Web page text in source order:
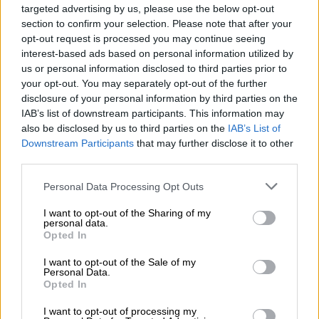
targeted advertising by us, please use the below opt-out
section to confirm your selection. Please note that after your
opt-out request is processed you may continue seeing
interest-based ads based on personal information utilized by
us or personal information disclosed to third parties prior to
your opt-out. You may separately opt-out of the further
disclosure of your personal information by third parties on the
IAB’s list of downstream participants. This information may
also be disclosed by us to third parties on the IAB’s List of
Downstream Participants that may further disclose it to other
Please note that this website/app uses one or more Google
not limited to your visit or usage behaviour. You may click to
grant or deny consent to Google and its third-party tags to
use your data for below specified purposes in below Google
consent section.
Personal Data Processing Opt Outs
I want to opt-out of the Sharing of my
personal data.
Opted In
I want to opt-out of the Sale of my
Personal Data.
Opted In
I want to opt-out of processing my
video
«Τα πράγματα θα ήταν κωμικά αν δεν ήταν
σοβαρά» σχολίασε ο τομεάρχης Ανάπτυξης
του ΣΥΡΙΖΑ-ΠΣ
καυτηριάζοντας την κυβερνητική αδράνεια
στην συγκράτηση των τιμών, την ώρα που